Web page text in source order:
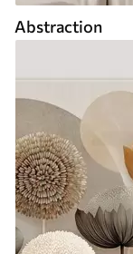
Abstraction